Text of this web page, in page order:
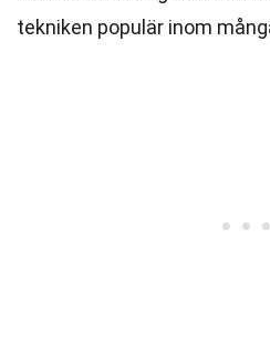
tekniken populär inom